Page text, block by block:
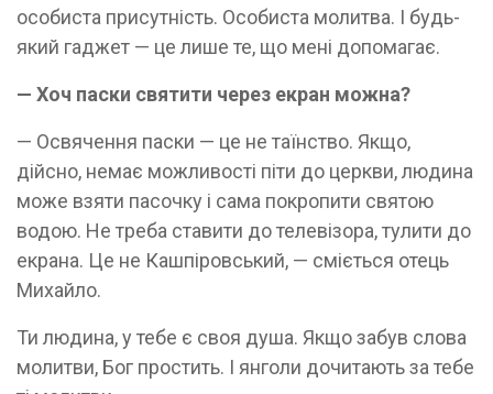
особиста присутність. Особиста молитва. І будь-
який гаджет — це лише те, що мені допомагає.
— Хоч паски святити через екран можна?
— Освячення паски — це не таїнство. Якщо,
дійсно, немає можливості піти до церкви, людина
може взяти пасочку і сама покропити святою
водою. Не треба ставити до телевізора, тулити до
екрана. Це не Кашпіровський, — сміється отець
Михайло.
Ти людина, у тебе є своя душа. Якщо забув слова
молитви, Бог простить. І янголи дочитають за тебе